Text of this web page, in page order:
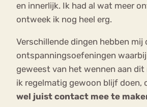
en innerlijk. Ik had al wat meer
ontweek ik nog heel erg.
Verschillende dingen hebben mij
ontspanningsoefeningen
geweest van het wennen aan
ik regelmatig gewoon blijf doen,
wel juist contact mee te